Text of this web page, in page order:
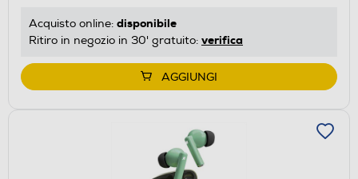
Acquisto online: disponibile
Ritiro in negozio in 30' gratuito: verifica
AGGIUNGI